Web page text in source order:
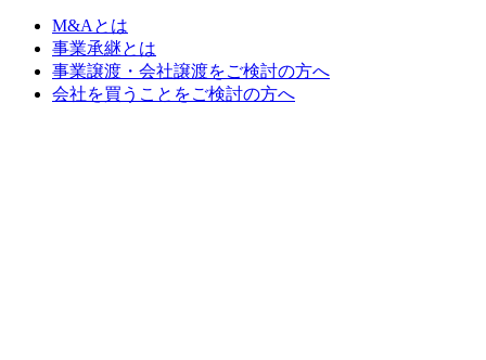
M&Aとは
事業承継とは
事業譲渡・会社譲渡をご検討の方へ
会社を買うことをご検討の方へ